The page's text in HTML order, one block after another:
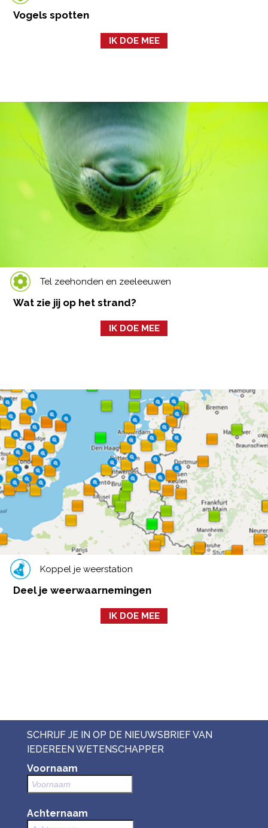
Vogels spotten
IK DOE MEE
Tel zeehonden en zeeleeuwen
Wat zie jij op het strand?
IK DOE MEE
Koppel je weerstation
Deel je weerwaarnemingen
IK DOE MEE
SCHRIJF JE IN OP DE NIEUWSBRIEF VAN
IEDEREEN WETENSCHAPPER
Voornaam
Achternaam